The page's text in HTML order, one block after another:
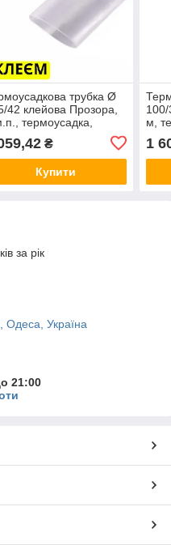
трубка Ø
42 клейова Прозора,
термоусадка,
термо трубка
₴
Купити
м,
1
за рік
Одеса, Україна
21:00